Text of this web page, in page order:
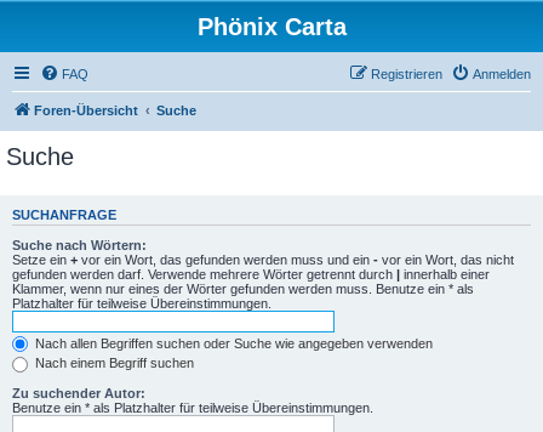
Phönix Carta
FAQ Anmelden
Registrieren
Foren-Übersicht Suche
Suche
SUCHANFRAGE
Suche nach Wörtern:
Setze ein + vor ein Wort, das gefunden werden muss und ein - vor ein Wort, das nicht
gefunden werden darf. Verwende mehrere Wörter getrennt durch | innerhalb einer
Klammer, wenn nur eines der Wörter gefunden werden muss. Benutze ein * als
Platzhalter für teilweise Übereinstimmungen.
Nach allen Begriffen suchen oder Suche wie angegeben verwenden
Nach einem Begriff suchen
Zu suchender Autor:
Benutze ein * als Platzhalter für teilweise Übereinstimmungen.